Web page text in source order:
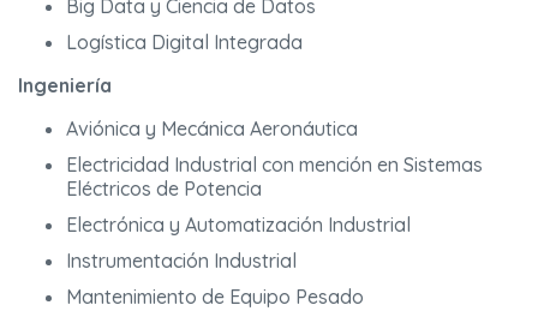
Big Data y Ciencia de Datos
Logística Digital Integrada
Ingeniería
Aviónica y Mecánica Aeronáutica
Electricidad Industrial con mención en Sistemas
Eléctricos de Potencia
Electrónica y Automatización Industrial
Instrumentación Industrial
Mantenimiento de Equipo Pesado